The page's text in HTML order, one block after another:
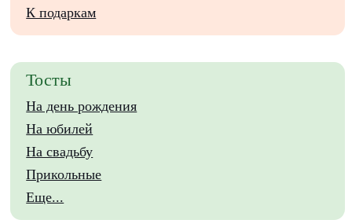
К подаркам
Тосты
На день рождения
На юбилей
На свадьбу
Прикольные
Еще...